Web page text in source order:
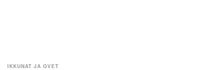
IKKUNAT JA OVET